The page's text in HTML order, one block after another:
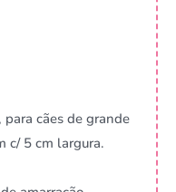
para cães de grande
c/ 5 cm largura.